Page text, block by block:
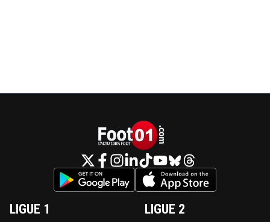
LIGUE 1 LIGUE 2